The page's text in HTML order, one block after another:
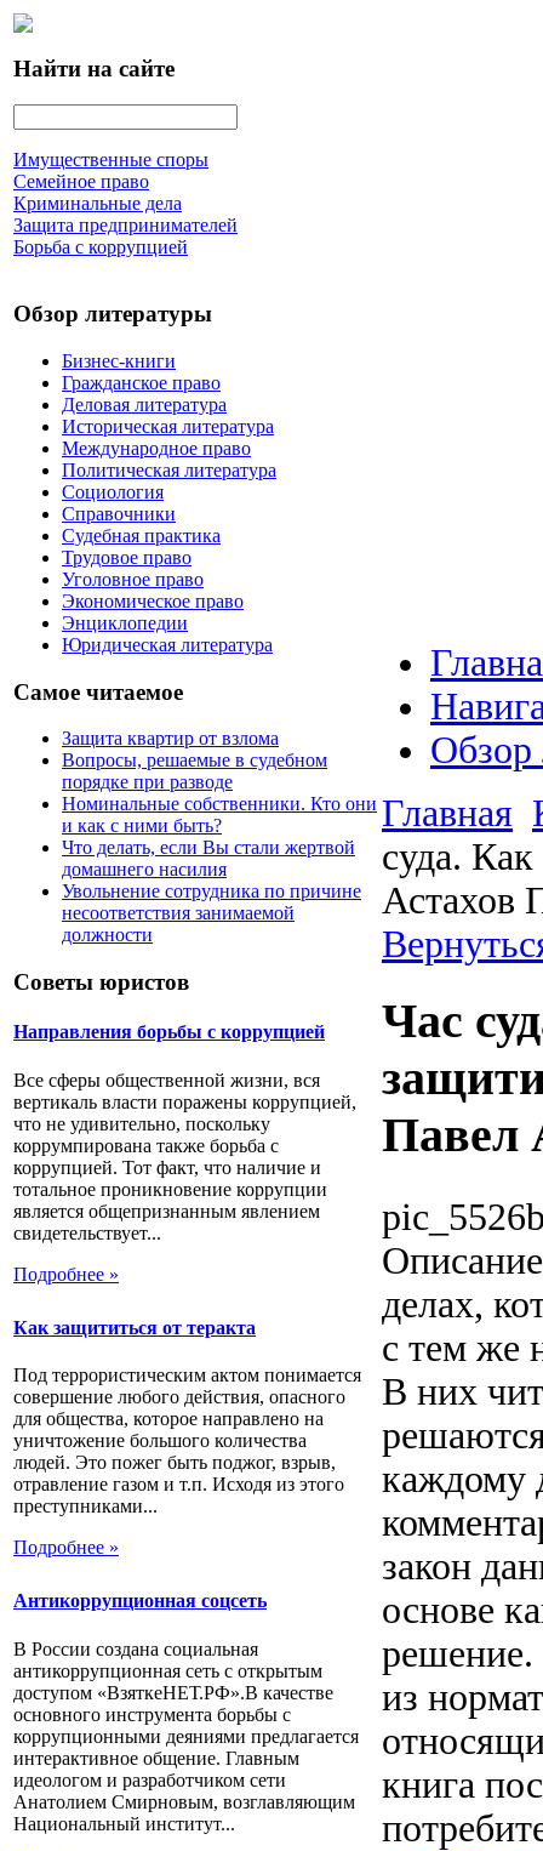
Найти на сайте
Имущественные споры
Семейное право
Криминальные дела
Защита предпринимателей
Борьба с коррупцией
Обзор литературы
Бизнес-книги
Гражданское право
Деловая литература
Историческая литература
Международное право
Политическая литература
Социология
Справочники
Судебная практика
Трудовое право
Уголовное право
Экономическое право
Энциклопедии
Юридическая литература
Самое читаемое
Защита квартир от взлома
Вопросы, решаемые в судебном
порядке при разводе
Номинальные собственники. Кто они
и как с ними быть?
Что делать, если Вы стали жертвой
домашнего насилия
Увольнение сотрудника по причине
несоответствия занимаемой
должности
Советы юристов
Направления борьбы с коррупцией
Все сферы общественной жизни, вся
вертикаль власти поражены коррупцией,
что не удивительно, поскольку
коррумпирована также борьба с
коррупцией. Тот факт, что наличие и
тотальное проникновение коррупции
является общепризнанным явлением
свидетельствует...
Подробнее »
Как защититься от теракта
Под террористическим актом понимается
совершение любого действия, опасного
для общества, которое направлено на
уничтожение большого количества
людей. Это пожег быть поджог, взрыв,
отравление газом и т.п. Исходя из этого
преступниками...
Подробнее »
Антикоррупционная соцсеть
В России создана социальная
антикоррупционная сеть с открытым
доступом «ВзяткеНЕТ.РФ».В качестве
основного инструмента борьбы с
коррупционными деяниями предлагается
интерактивное общение. Главным
идеологом и разработчиком сети
Анатолием Смирновым, возглавляющим
Национальный институт...
Обзор
Главная
суда.
Астахов
Час
Павел
Описание
делах,
с тем же
В них
каждому
закон
основе
решение.
из
книга